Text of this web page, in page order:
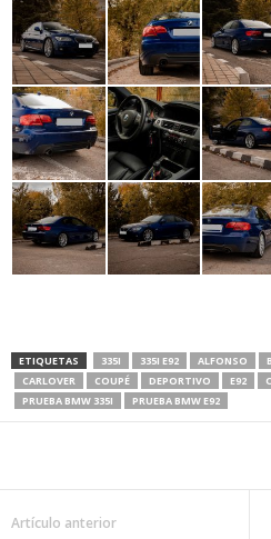
ETIQUETAS 335I 335I E92 ALFONSO
CARLOVER
COUPÉ DEPORTIVO E92
PRUEBA BMW 335I
PRUEBA BMW E92
Artículo anterior